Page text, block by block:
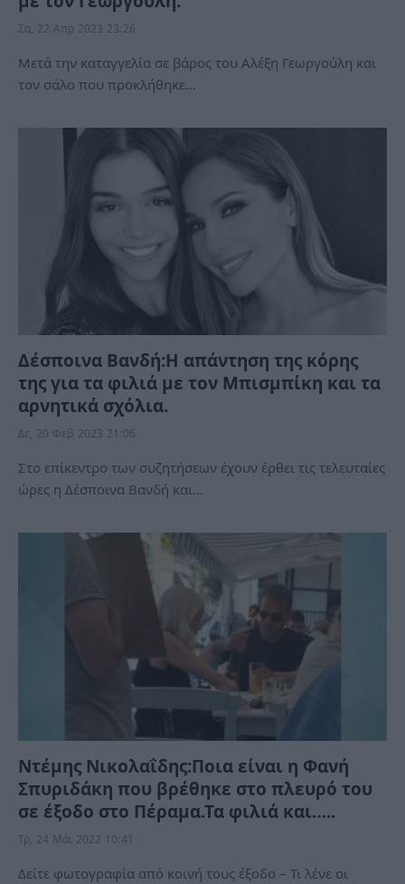
Σα, 22 Απρ 2023 23:26
Μετά την καταγγελία σε βάρος του Αλέξη Γεωργούλη και
τον σάλο που προκλήθηκε…
Δέσποινα Βανδή:Η απάντηση της κόρης
της για τα φιλιά με τον Μπισμπίκη και τα
αρνητικά σχόλια.
Δε, 20 Φεβ 2023 21:06
Στο επίκεντρο των συζητήσεων έχουν έρθει τις τελευταίες
ώρες η Δέσποινα Βανδή και…
Ντέμης Νικολαΐδης:Ποια είναι η Φανή
Σπυριδάκη που βρέθηκε στο πλευρό του
σε έξοδο στο Πέραμα.Τα φιλιά και…..
Τρ, 24 Μάι 2022 10:41
Δείτε φωτογραφία από κοινή τους έξοδο – Τι λένε οι